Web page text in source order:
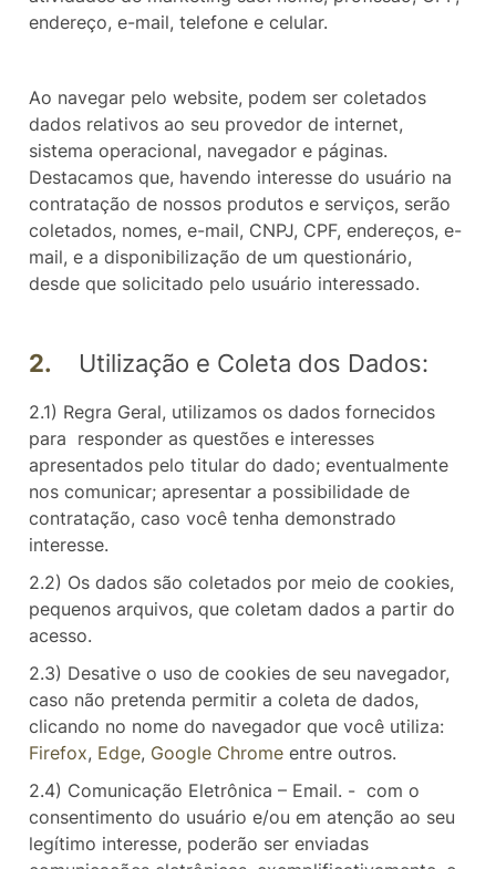
endereço, e-mail, telefone e celular.
Ao navegar pelo website, podem ser coletados
dados relativos ao seu provedor de internet,
sistema operacional, navegador e páginas.
Destacamos que, havendo interesse do usuário na
contratação de nossos produtos e serviços, serão
coletados, nomes, e-mail, CNPJ, CPF, endereços, e-
mail, e a disponibilização de um questionário,
desde que solicitado pelo usuário interessado.
2. Utilização e Coleta dos Dados:
2.1) Regra Geral, utilizamos os dados fornecidos
para responder as questões e interesses
apresentados pelo titular do dado; eventualmente
nos comunicar; apresentar a possibilidade de
contratação, caso você tenha demonstrado
interesse.
2.2) Os dados são coletados por meio de cookies,
pequenos arquivos, que coletam dados a partir do
acesso.
2.3) Desative o uso de cookies de seu navegador,
caso não pretenda permitir a coleta de dados,
clicando no nome do navegador que você utiliza:
Firefox, Edge, Google Chrome entre outros.
2.4) Comunicação Eletrônica – Email. - com o
consentimento do usuário e/ou em atenção ao seu
legítimo interesse, poderão ser enviadas